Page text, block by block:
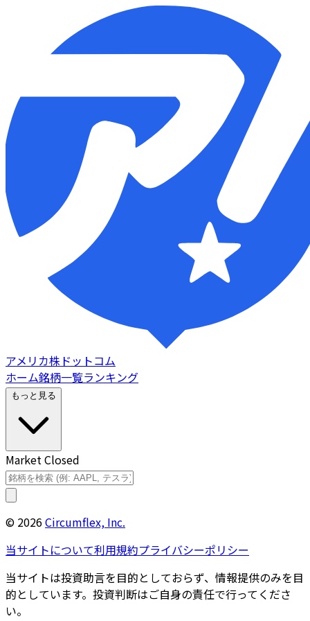
アメリカ株ドットコム
ホーム銘柄一覧ランキング
もっと見る
Market Closed
© 2026Circumflex, Inc.
当サイトについて利用規約プライバシーポリシー
当サイトは投資助言を目的としておらず、情報提供のみを目
的としています。投資判断はご自身の責任で行ってくださ
い。